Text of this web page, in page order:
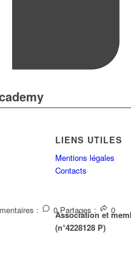
: 0 Partages : 0
LIENS UTILES
Mentions légales
Contacts
Association et
(n°4228128 P)